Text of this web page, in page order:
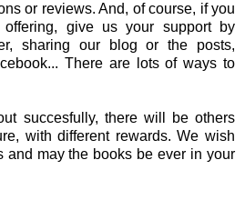
or reviews. And, of course, if you
offering, give us your support by
sharing our blog or the posts,
There are lots of ways to
succesfully, there will be others
with different rewards. We wish
and may the books be ever in your